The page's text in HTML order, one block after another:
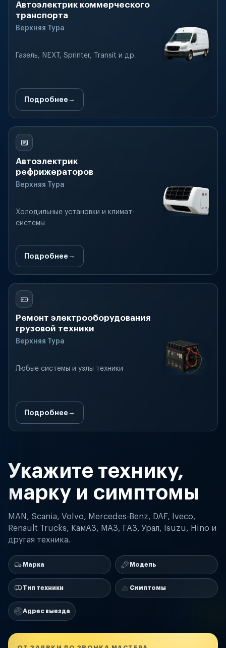
Автоэлектрик коммерческого
транспорта
Верхняя Тура
Газель, NEXT, Sprinter, Transit и др.
Подробнее
Автоэлектрик
рефрижераторов
Верхняя Тура
Холодильные установки и климат-
системы
Подробнее
Ремонт электрооборудования
грузовой техники
Верхняя Тура
Любые системы и узлы техники
Подробнее
Укажите технику,
марку и симптомы
MAN, Scania, Volvo, Mercedes-Benz, DAF, Iveco,
Renault Trucks, КамАЗ, МАЗ, ГАЗ, Урал, Isuzu, Hino и
другая техника.
Марка Модель
Тип техники Симптомы
Адрес выезда